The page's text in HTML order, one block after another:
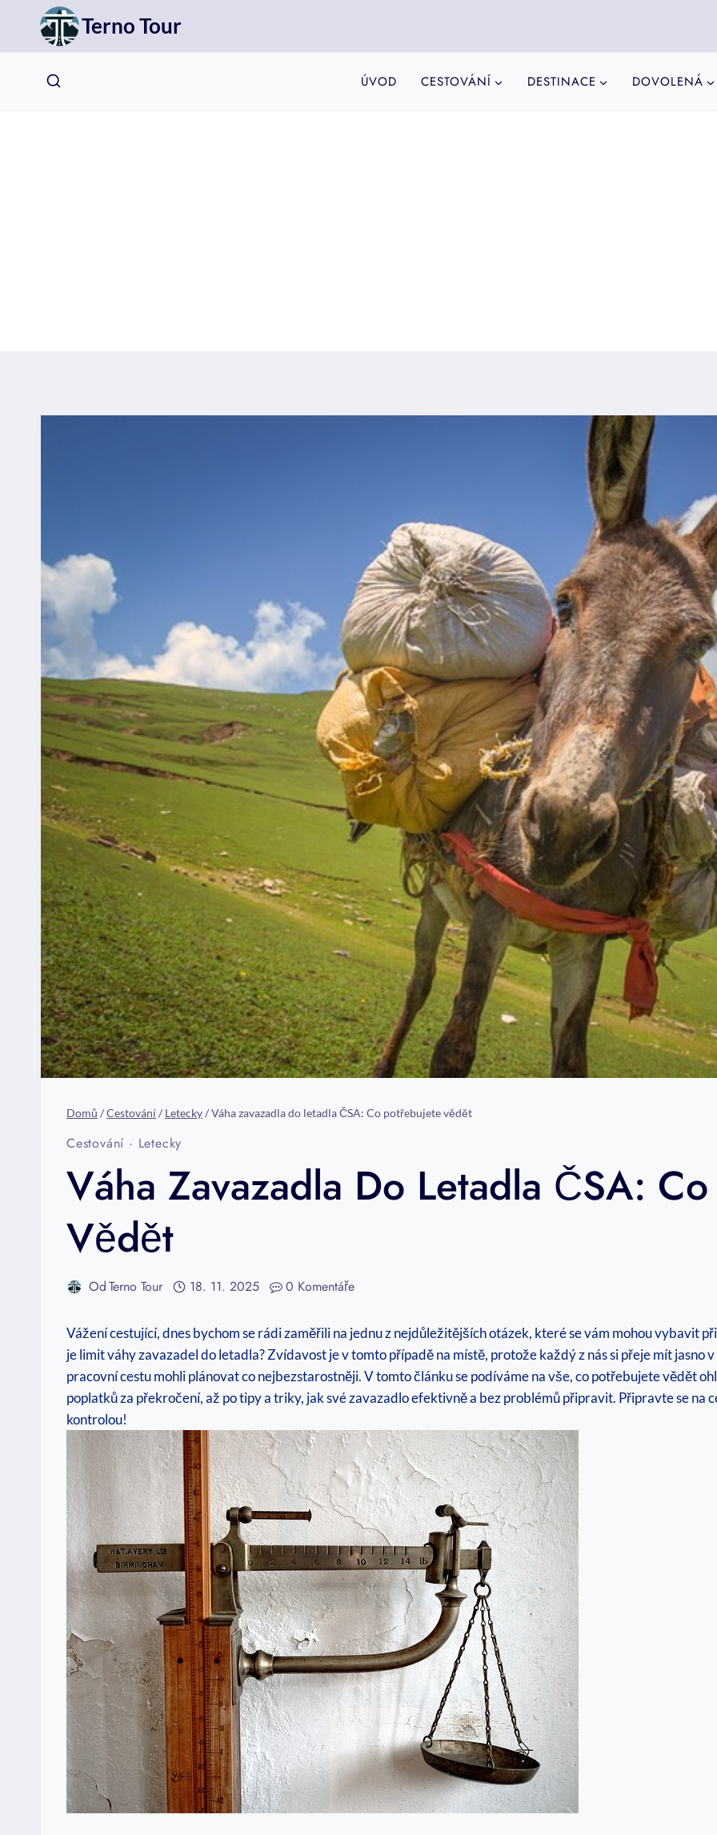
Přeskočit
obsah
Terno Tour
ÚVOD CESTOVÁNÍ DESTINACE DOVOLENÁ
Domů /Cestování/ Letecky/Váha zavazadla do letadla ČSA: Co potřebujete vědět
Cestování · Letecky
Váha Zavazadla Do Letadla ČSA:
Vědět
OdTerno Tour 18. 11. 2025 0 Komentáře
Vážení cestující, dnes bychom se rádi zaměřili na jednu z nejdůležitějších otázek, které se vám mohou vybavit
je limit váhy zavazadel do letadla? Zvídavost je v tomto případě na místě, protože každý z nás si přeje mít jasno
pracovní cestu mohli plánovat co nejbezstarostněji. V tomto článku se podíváme na vše, co potřebujete vědět
poplatků za překročení, až po tipy a triky, jak své zavazadlo efektivně a bez problémů připravit. Připravte se na
kontrolou!